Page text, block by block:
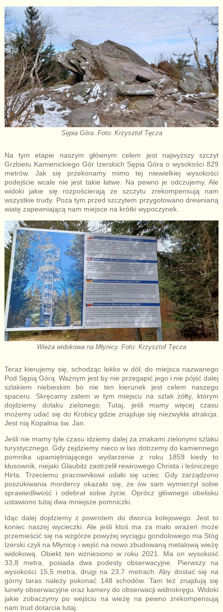
Sępia Góra. Foto: Krzysztof Tęcza
Na tym etapie naszym głównym celem jest najwyższy szczyt
Grzbietu Kamienickiego Gór Izerskich Sępia Góra o wysokości 829
metrów. Jak się przekonamy mimo tej niewielkiej wysokości
podejście wcale nie jest takie łatwe. Na pewno je odczujemy. Ale
widoki jakie się rozpościerają ze szczytu zrekompensują nam
wszystkie trudy. Poza tym przed szczytem przygotowano drewnianą
wiatę zapewniającą nam miejsce na krótki wypoczynek.
Wieża widokowa na Młynicy. Foto: Krzysztof Tęcza
Teraz kierujemy się, schodząc lekko w dół, do miejsca nazwanego
Pod Sępią Górą. Ważnym jest by nie przegapić jego i nie pójść dalej
szlakiem niebieskim bo nie ten kierunek jest celem naszego
spaceru. Skręcamy zatem w tym miejscu na szlak żółty, którym
dojdziemy dolaku zielonego. Tutaj, jeśli mamy więcej czasu
możemy udać się do Krobicy gdzie znajduje się niezwykła atrakcja.
Jest nią Kopalnia św. Jan.
Jeśli nie mamy tyle czasu idziemy dalej za znakami zielonymi szlaku
turystycznego. Gdy zejdziemy nieco w las dotrzemy do kamiennego
pomnika upamiętniającego wydarzenie z roku 1859 kiedy to
kłusownik, niejaki Glaubitz zastrzelił rewirowego Christa i leśniczego
Hirta. Trzeciemu pracownikowi udało się uciec. Gdy zarządzono
poszukiwania mordercy okazało się, że ów sam wymierzył sobie
sprawiedliwość i odebrał sobie życie. Oprócz głównego obelisku
ustawiono tutaj dwa mniejsze pomniczki.
Idąc dalej dojdziemy z powrotem do dworca kolejowego. Jest to
koniec naszej wycieczki. Ale jeśli ktoś ma za mało wrażeń może
przemieścić się na wzgórze powyżej wyciągu gondolowego ma Stóg
Izerski czyli na Młynicę i wejść na nowo zbudowaną metalową wieżę
widokową. Obiekt ten wzniesiono w roku 2021. Ma on wysokość
33,8 metra, posiada dwa podesty obserwacyjne. Pierwszy na
wysokości 15,5 metra, drugi na 23,7 metrach. Aby dostać się na
górny taras należy pokonać 148 schodów. Tam też znajdują się
lunety obserwacyjne oraz kamery do obserwacji widnokręgu. Widoki
jakie zobaczymy po wejściu na wieżę na pewno zrekompensują
nam trud dotarcia tutaj.